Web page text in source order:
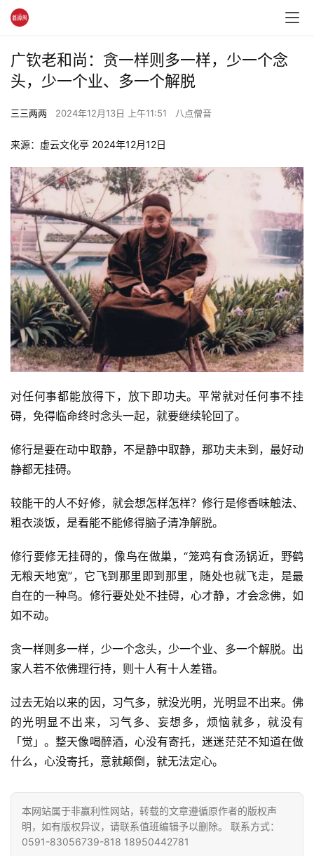
资
讯
点
僧
音
广钦老和尚：贪一样则多一样，少一个念
头，少一个业、多一个解脱
三三两两 2024年12月13日 上午11:51 八点僧音
来源：虚云文化亭 2024年12月12日
对任何事都能放得下，放下即功夫。平常就对任何事不挂
碍，免得临命终时念头一起，就要继续轮回了。
修行是要在动中取静，不是静中取静，那功夫未到，最好动
静都无挂碍。
较能干的人不好修，就会想怎样怎样？修行是修香味触法、
粗衣淡饭，是看能不能修得脑子清净解脱。
修行要修无挂碍的，像鸟在做巢，“笼鸡有食汤锅近，野鹤
无粮天地宽”，它飞到那里即到那里，随处也就飞走，是最
自在的一种鸟。修行要处处不挂碍，心才静，才会念佛，如
如不动。
贪一样则多一样，少一个念头，少一个业、多一个解脱。出
家人若不依佛理行持，则十人有十人差错。
过去无始以来的因，习气多，就没光明，光明显不出来。佛
的光明显不出来，习气多、妄想多，烦恼就多，就没有
「觉」。整天像喝醉酒，心没有寄托，迷迷茫茫不知道在做
什么，心没寄托，意就颠倒，就无法定心。
本网站属于非赢利性网站，转载的文章遵循原作者的版权声
明，如有版权异议，请联系值班编辑予以删除。 联系方式：
0591-83056739-818 18950442781